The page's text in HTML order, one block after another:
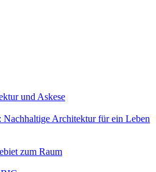
und Askese
Architektur für ein Leben
zum Raum